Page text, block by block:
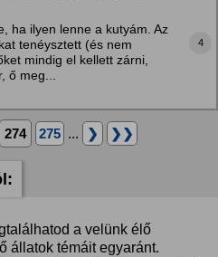
ha ilyen lenne a kutyám. Az
tenéysztett (és nem
mindig el kellett zárni,
ő meg...
4
274 275 ... ❯ ❯❯
a velünk élő
állatok témáit egyaránt.